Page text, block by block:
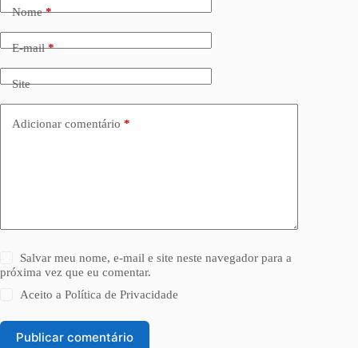
Nome*
E-mail*
Site
Adicionar comentário *
Salvar meu nome, e-mail e site neste navegador para a
próxima vez que eu comentar.
Aceito aPolítica de Privacidade
Publicar comentário